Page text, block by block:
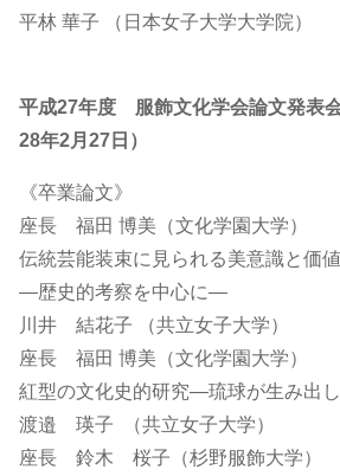
平林 華子 （日本女子大学大学院）
平成27年度 服飾文化学会論文発表
28年2月27日）
《卒業論文》
座長 福田 博美（文化学園大学）
伝統芸能装束に見られる美意識と価
―歴史的考察を中心に―
川井 結花子 （共立女子大学）
座長 福田 博美（文化学園大学）
紅型の文化史的研究―琉球が生み出
渡邉 瑛子 （共立女子大学）
座長 鈴木 桜子（杉野服飾大学）